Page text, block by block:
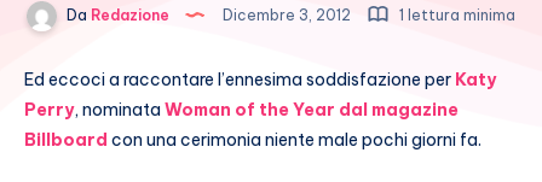
Da Redazione Dicembre 3, 2012 1 lettura minima
Ed eccoci a raccontare l’ennesima soddisfazione per Katy
Perry, nominata Woman of the Year dal magazine
Billboard con una cerimonia niente male pochi giorni fa.